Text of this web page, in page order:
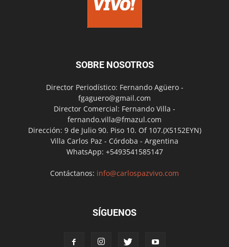
SOBRE NOSOTROS
Director Periodístico: Fernando Agüero -
fgaguero@gmail.com
Director Comercial: Fernando Villa -
fernando.villa@fmazul.com
Dirección: 9 de Julio 90. Piso 10. Of 107.(X5152EYN)
Villa Carlos Paz - Córdoba - Argentina
WhatsApp: +5493541585147
Contáctanos: info@carlospazvivo.com
SÍGUENOS